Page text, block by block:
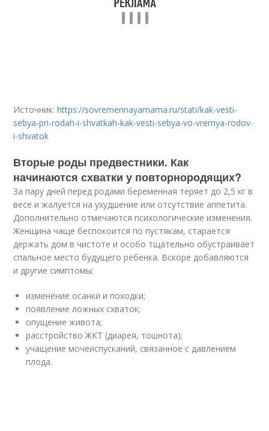
Источник:https://sovremennayamama.ru/stati/kak-vesti-
sebya-pri-rodah-i-shvatkah-kak-vesti-sebya-vo-vremya-rodov-
i-shvatok
Вторые роды предвестники. Как
начинаются схватки у повторнородящих?
За пару дней перед родами беременная теряет до 2,5 кг в
весе и жалуется на ухудшение или отсутствие аппетита.
Дополнительно отмечаются психологические изменения.
Женщина чаще беспокоится по пустякам, старается
держать дом в чистоте и особо тщательно обустраивает
спальное место будущего ребенка. Вскоре добавляются
и другие симптомы:
изменение осанки и походки;
появление ложных схваток;
опущение живота;
расстройство ЖКТ (диарея, тошнота);
учащение мочеиспусканий, связанное с давлением
плода.